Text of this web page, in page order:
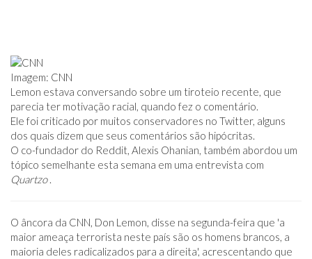
Imagem: CNN
Lemon estava conversando sobre um tiroteio recente, que
parecia ter motivação racial, quando fez o comentário.
Ele foi criticado por muitos conservadores no Twitter, alguns
dos quais dizem que seus comentários são hipócritas.
O co-fundador do Reddit, Alexis Ohanian, também abordou um
tópico semelhante esta semana em uma entrevista com
Quartzo.
O âncora da CNN, Don Lemon, disse na segunda-feira que 'a
maior ameaça terrorista neste país são os homens brancos, a
maioria deles radicalizados para a direita', acrescentando que